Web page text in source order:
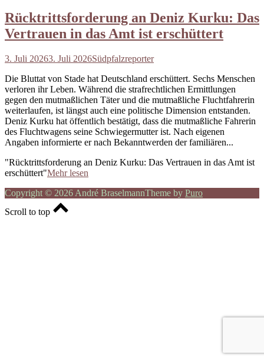
Rücktrittsforderung an Deniz Kurku: Das
Vertrauen in das Amt ist erschüttert
3. Juli 20263. Juli 2026Südpfalzreporter
Die Bluttat von Stade hat Deutschland erschüttert. Sechs Menschen
verloren ihr Leben. Während die strafrechtlichen Ermittlungen
gegen den mutmaßlichen Täter und die mutmaßliche Fluchtfahrerin
weiterlaufen, ist längst auch eine politische Dimension entstanden.
Deniz Kurku hat öffentlich bestätigt, dass die mutmaßliche Fahrerin
des Fluchtwagens seine Schwiegermutter ist. Nach eigenen
Angaben informierte er nach Bekanntwerden der familiären...
"Rücktrittsforderung an Deniz Kurku: Das Vertrauen in das Amt ist
erschüttert"Mehr lesen
Copyright © 2026 André BraselmannTheme by Puro
Scroll to top